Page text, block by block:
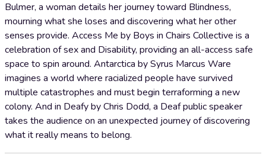
Bulmer, a woman details her journey toward Blindness,
mourning what she loses and discovering what her other
senses provide. Access Me by Boys in Chairs Collective is a
celebration of sex and Disability, providing an all-access safe
space to spin around. Antarctica by Syrus Marcus Ware
imagines a world where racialized people have survived
multiple catastrophes and must begin terraforming a new
colony. And in Deafy by Chris Dodd, a Deaf public speaker
takes the audience on an unexpected journey of discovering
what it really means to belong.